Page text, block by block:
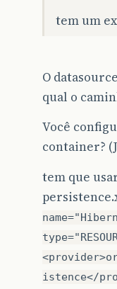
tem um
O
qual o
Você
container?
tem que
istence</